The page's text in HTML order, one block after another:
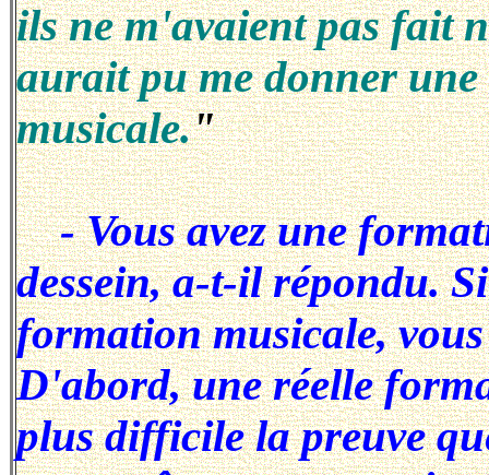
ils ne m'avaient pas fait
aurait pu me donner
musicale."
- Vous avez une
dessein, a-t-il répondu.
formation musicale,
D'abord, une réelle
plus difficile la preuve